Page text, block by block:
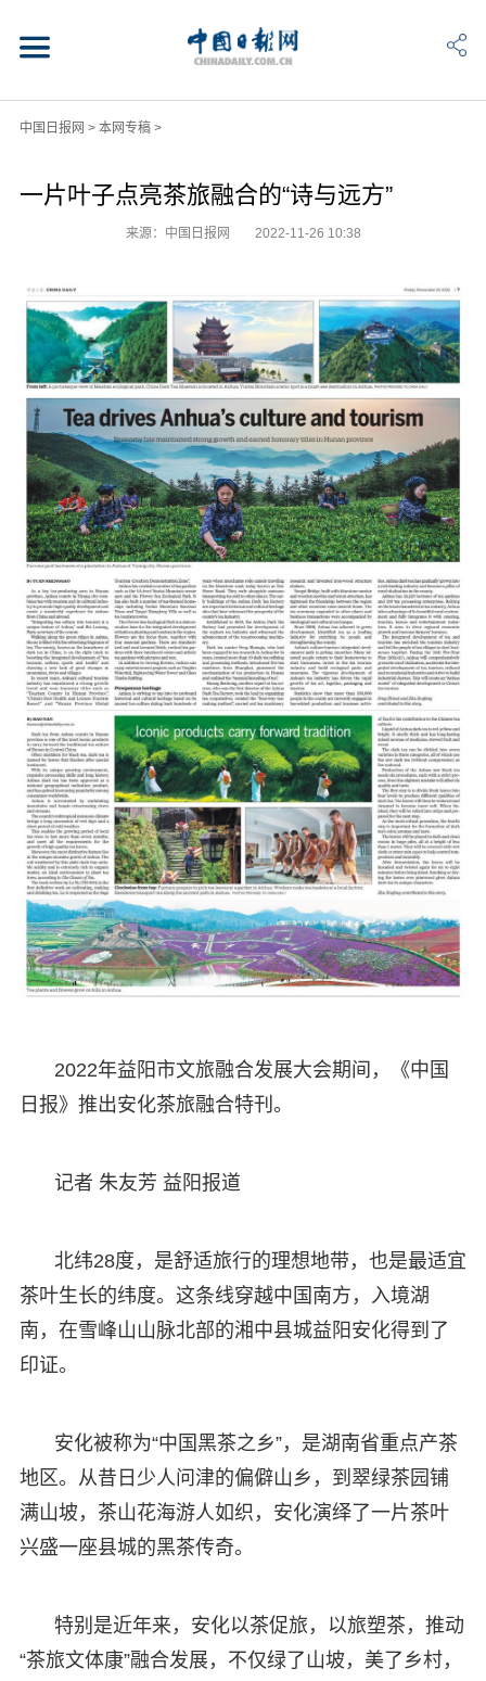
中国日报网 > 本网专稿>
一片叶子点亮茶旅融合的“诗与远方”
来源：中国日报网 2022-11-26 10:38
2022年益阳市文旅融合发展大会期间，《中国
日报》推出安化茶旅融合特刊。
记者 朱友芳 益阳报道
北纬28度，是舒适旅行的理想地带，也是最适宜
茶叶生长的纬度。这条线穿越中国南方，入境湖
南，在雪峰山山脉北部的湘中县城益阳安化得到了
印证。
安化被称为“中国黑茶之乡”，是湖南省重点产茶
地区。从昔日少人问津的偏僻山乡，到翠绿茶园铺
满山坡，茶山花海游人如织，安化演绎了一片茶叶
兴盛一座县城的黑茶传奇。
特别是近年来，安化以茶促旅，以旅塑茶，推动
“茶旅文体康”融合发展，不仅绿了山坡，美了乡村，